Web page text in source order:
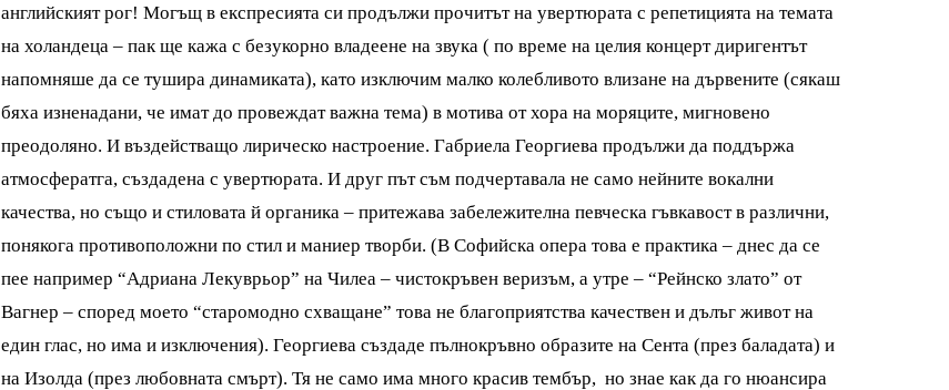
английският рог! Могъщ в експресията си продължи прочитът на увертюрата с репетицията на темата
на холандеца – пак ще кажа с безукорно владеене на звука ( по време на целия концерт диригентът
напомняше да се тушира динамиката), като изключим малко колебливото влизане на дървените (сякаш
бяха изненадани, че имат до провеждат важна тема) в мотива от хора на моряците, мигновено
преодоляно. И въздействащо лирическо настроение. Габриела Георгиева продължи да поддържа
атмосфератга, създадена с увертюрата. И друг път съм подчертавала не само нейните вокални
качества, но също и стиловата й органика – притежава забележителна певческа гъвкавост в различни,
понякога противоположни по стил и маниер творби. (В Софийска опера това е практика – днес да се
пее например “Адриана Лекуврьор” на Чилеа – чистокръвен веризъм, а утре – “Рейнско злато” от
Вагнер – според моето “старомодно схващане” това не благоприятства качествен и дълъг живот на
един глас, но има и изключения). Георгиева създаде пълнокръвно образите на Сента (през баладата) и
на Изолда (през любовната смърт). Тя не само има много красив тембър, но знае как да го нюансира